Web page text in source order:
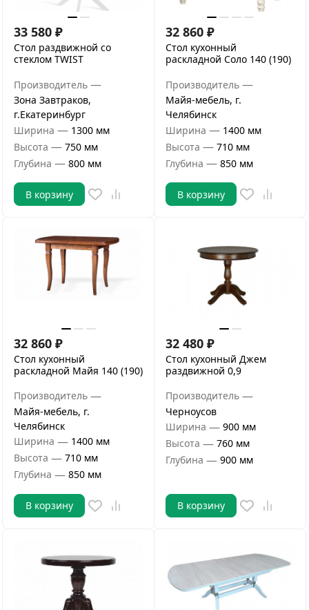
33 580 ₽
Стол раздвижной со
стеклом TWIST
Производитель —
Зона Завтраков,
г.Екатеринбург
Ширина — 1300 мм
Высота — 750 мм
Глубина — 800 мм
В корзину
32 860 ₽
Стол кухонный
раскладной Соло 140 (190)
Производитель —
Майя-мебель, г.
Челябинск
Ширина — 1400 мм
Высота — 710 мм
Глубина — 850 мм
В корзину
32 860 ₽
Стол кухонный
раскладной Майя 140 (190)
Производитель —
Майя-мебель, г.
Челябинск
Ширина — 1400 мм
Высота — 710 мм
Глубина — 850 мм
В корзину
32 480 ₽
Стол кухонный Джем
раздвижной 0,9
Производитель —
Черноусов
Ширина — 900 мм
Высота — 760 мм
Глубина — 900 мм
В корзину